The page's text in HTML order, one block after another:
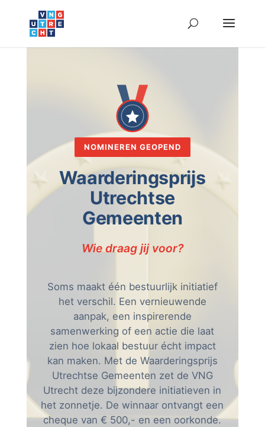
NOMINEREN GEOPEND
Waarderingsprijs
Utrechtse
Gemeenten
Wie draag jij voor?
Soms maakt één bestuurlijk initiatief
het verschil. Een vernieuwende
aanpak, een inspirerende
samenwerking of een actie die laat
zien hoe lokaal bestuur écht impact
kan maken. Met de Waarderingsprijs
Utrechtse Gemeenten zet de VNG
Utrecht deze bijzondere initiatieven in
het zonnetje. De winnaar ontvangt een
cheque van € 500,- en een oorkonde.